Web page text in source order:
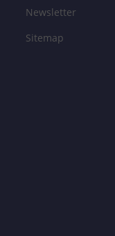
Newsletter
Sitemap